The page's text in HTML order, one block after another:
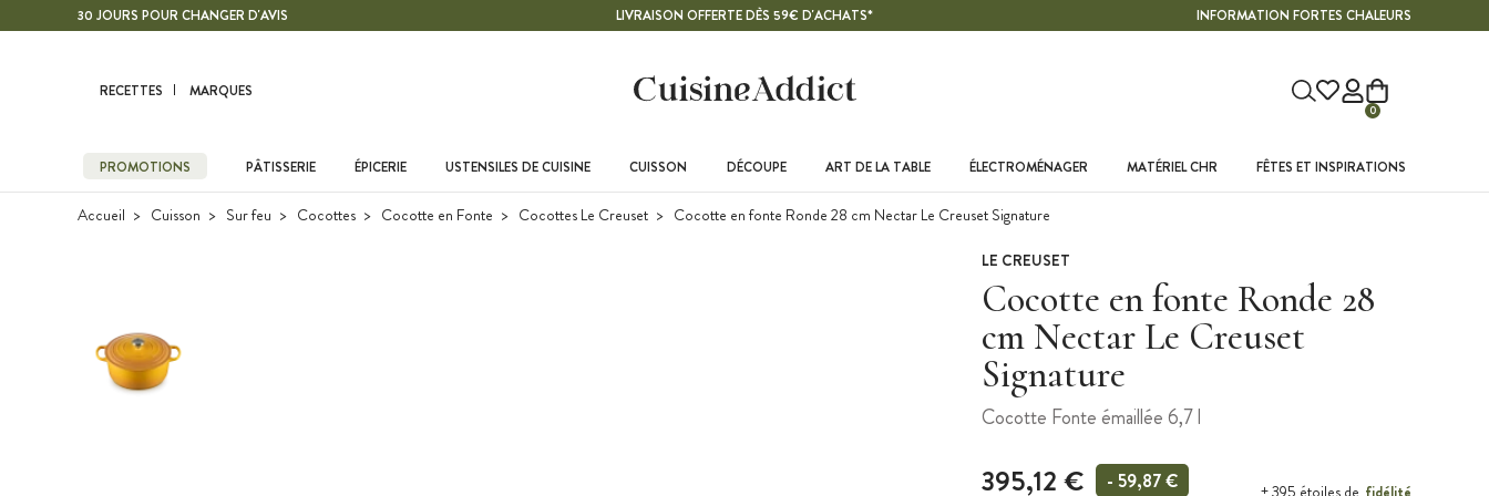
Contenu principal30 JOURS POUR CHANGER D'AVIS LIVRAISON OFFERTE DÈS 59€ D'ACHATS* INFORMATION FORTES CHALEURS
RECETTES MARQUES
0
PROMOTIONS PÂTISSERIE ÉPICERIE USTENSILES DE CUISINE CUISSON DÉCOUPE ART DE LA TABLE ÉLECTROMÉNAGER MATÉRIEL CHR FÊTES ET INSPIRATIONS
Accueil Cuisson Sur feu Cocottes Cocotte en Fonte Cocottes Le Creuset Cocotte en fonte Ronde 28 cm Nectar Le Creuset Signature
LE CREUSET
Cocotte en fonte Ronde 28
cm Nectar Le Creuset
Signature
Cocotte Fonte émaillée 6,7 l
395,12 € - 59,87 €